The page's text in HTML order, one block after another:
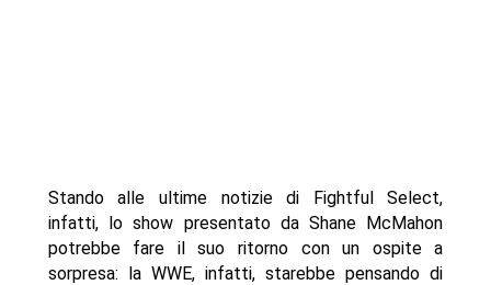
Stando alle ultime notizie di Fightful Select,
infatti, lo show presentato da Shane McMahon
potrebbe fare il suo ritorno con un ospite a
sorpresa: la WWE, infatti, starebbe pensando di